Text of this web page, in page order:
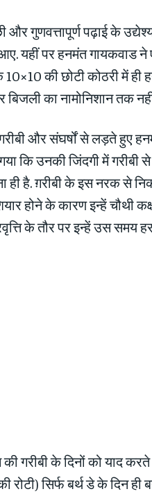
और गुणवत्तापूर्ण पढ़ाई के
यहीं पर हनमंत गायकवाड
10×10 की छोटी कोठरी में ही
बिजली का नामोनिशान तक
और संघर्षों से लड़ते हुए
कि उनकी जिंदगी में गरीबी
ही है. ग़रीबी के इस नरक से
होने के कारण इन्हें चौथी
के तौर पर इन्हें उस समय
गरीबी के दिनों को याद
रोटी) सिर्फ बर्थ डे के दिन